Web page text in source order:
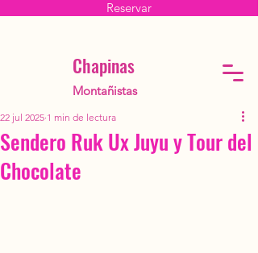
Reservar
Chapinas
Montañistas
Sendero Ruk Ux Juyu y Tour del
Chocolate
22 jul 2025 1 min de lectura